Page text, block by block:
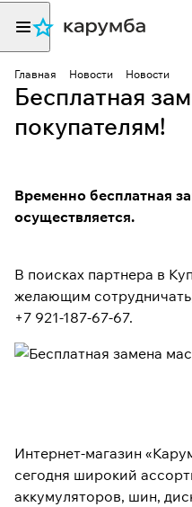
Главная Новости Новости
Бесплатная
покупателям!
Временно бесплатная
осуществляется.
В поисках партнера в
желающим
+7 921-187-67-67.
Интернет-магазин
сегодня широкий
аккумуляторов, шин,